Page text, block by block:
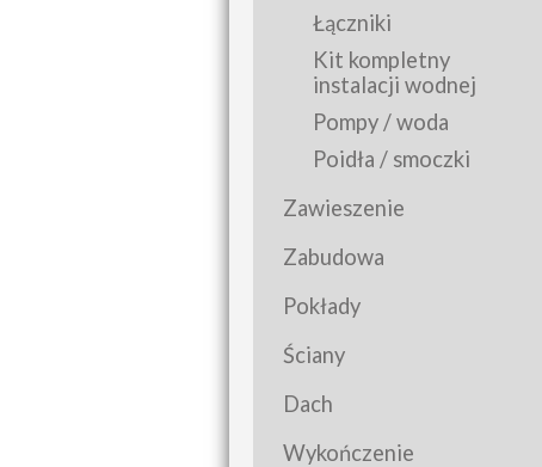
Łączniki
Kit kompletny
instalacji wodnej
Pompy / woda
Poidła / smoczki
Zawieszenie
Zabudowa
Pokłady
Ściany
Dach
Wykończenie